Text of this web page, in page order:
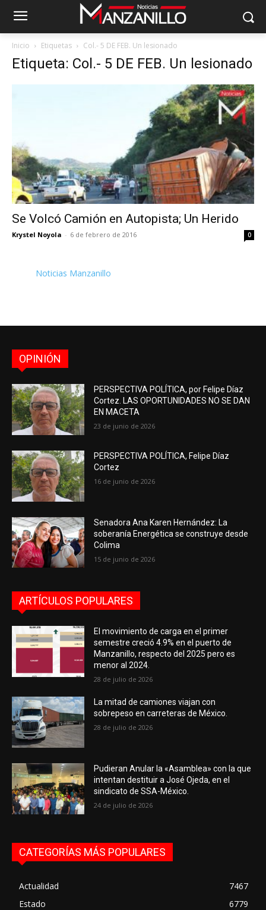
Inicio Etiquetas Col.- 5 DE FEB. Un lesionado
Etiqueta: Col.- 5 DE FEB. Un lesionado
Se Volcó Camión en Autopista; Un Herido
Krystel Noyola - 6 de febrero de 2016 0
Noticias Manzanillo
OPINIÓN
PERSPECTIVA POLÍTICA, por Felipe Díaz
Cortez. LAS OPORTUNIDADES NO SE DAN
EN MACETA
23 de junio de 2026
PERSPECTIVA POLÍTICA, Felipe Díaz
Cortez
16 de junio de 2026
Senadora Ana Karen Hernández: La
soberanía Energética se construye desde
Colima
15 de junio de 2026
ARTÍCULOS POPULARES
El movimiento de carga en el primer
semestre creció 4.9% en el puerto de
Manzanillo, respecto del 2025 pero es
menor al 2024.
28 de julio de 2026
La mitad de camiones viajan con
sobrepeso en carreteras de México.
28 de julio de 2026
Pudieran Anular la «Asamblea» con la que
intentan destituir a José Ojeda, en el
sindicato de SSA-México.
24 de julio de 2026
CATEGORÍAS MÁS POPULARES
Actualidad
7467
Estado
6779